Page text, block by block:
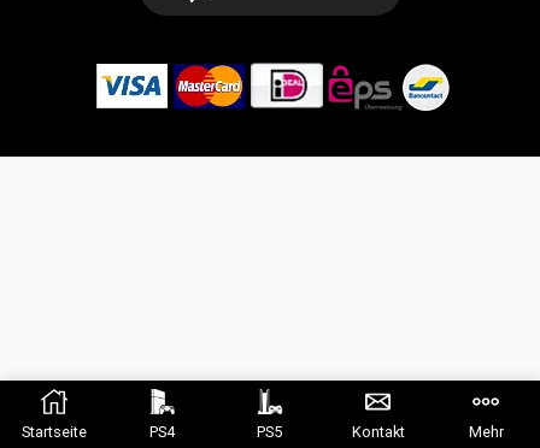
Startseite PS4 PS5 Kontakt Mehr